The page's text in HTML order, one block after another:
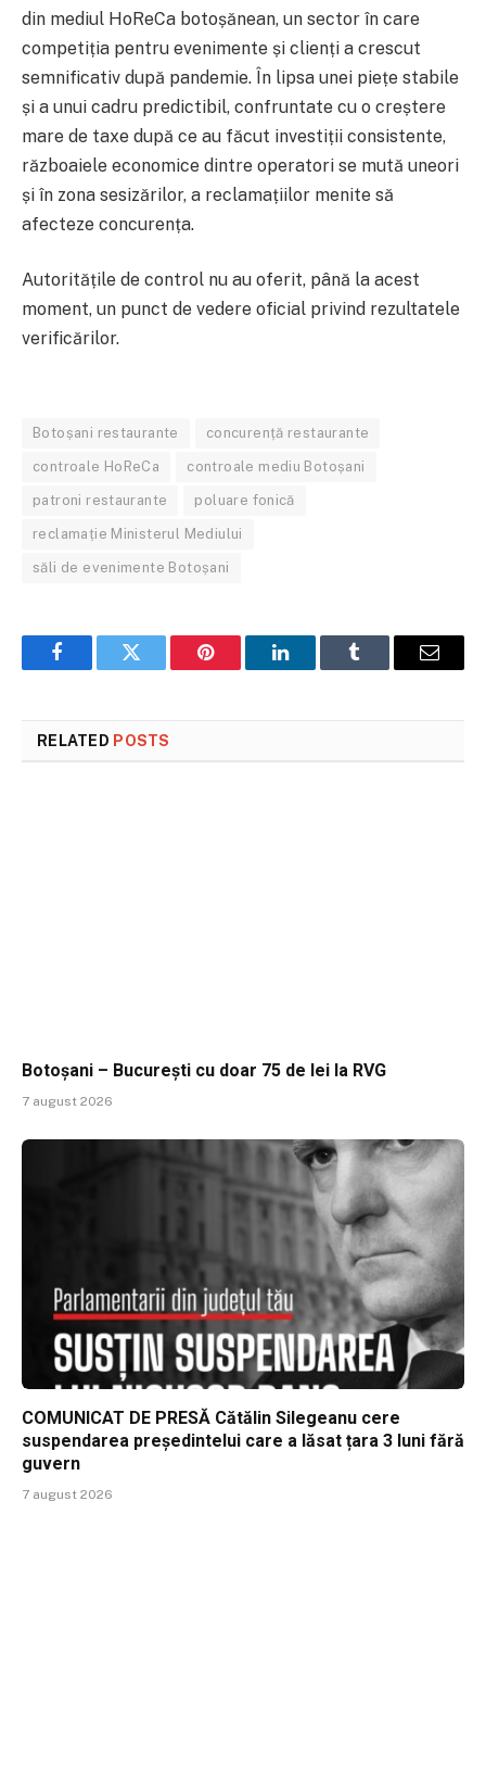
din mediul HoReCa botoșănean, un sector în care
competiția pentru evenimente și clienți a crescut
semnificativ după pandemie. În lipsa unei piețe stabile
și a unui cadru predictibil, confruntate cu o creștere
mare de taxe după ce au făcut investiții consistente,
războaiele economice dintre operatori se mută uneori
și în zona sesizărilor, a reclamațiilor menite să
afecteze concurența.
Autoritățile de control nu au oferit, până la acest
moment, un punct de vedere oficial privind rezultatele
verificărilor.
Botoșani restaurante concurență restaurante
controale HoReCa controale mediu Botoșani
patroni restaurante poluare fonică
reclamație Ministerul Mediului
săli de evenimente Botoșani
FacebookTwitter Pinterest LinkedInTumblr Email
RELATED POSTS
Botoșani – București cu doar 75 de lei la RVG
7 august 2026
COMUNICAT DE PRESĂ Cătălin Silegeanu cere
suspendarea președintelui care a lăsat țara 3 luni fără
guvern
7 august 2026